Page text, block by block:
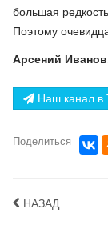
большая
Поэтому
Арсений
Наш канал в
Поделиться
НАЗАД